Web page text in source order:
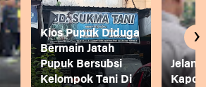
Kios Pupuk Diduga
Bermain Jatah
Pupuk Bersubsi
Kelompok Tani Di
›